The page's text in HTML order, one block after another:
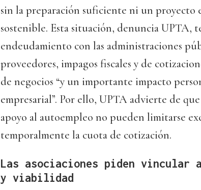
sin la preparación suficiente ni un proyecto
sostenible. Esta situación, denuncia UPTA,
endeudamiento con las administraciones
proveedores, impagos fiscales y de
de negocios “y un importante impacto
empresarial”. Por ello, UPTA advierte de
apoyo al autoempleo no pueden limitarse
temporalmente la cuota de cotización.
Las asociaciones piden vincular
y viabilidad